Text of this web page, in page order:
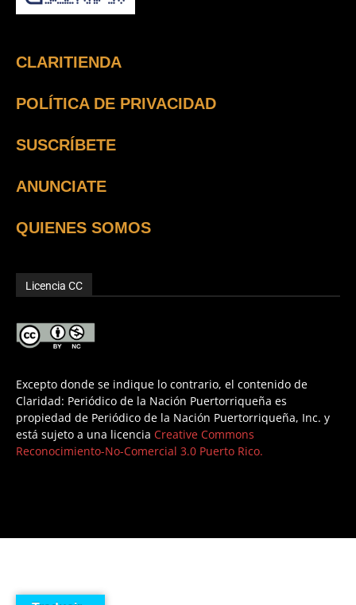
CLARITIENDA
POLÍTICA DE PRIVACIDAD
SUSCRÍBETE
ANUNCIATE
QUIENES SOMOS
Licencia CC
Excepto donde se indique lo contrario, el contenido de
Claridad: Periódico de la Nación Puertorriqueña es
propiedad de Periódico de la Nación Puertorriqueña, Inc. y
está sujeto a una licencia Creative Commons
Reconocimiento-No-Comercial 3.0 Puerto Rico.